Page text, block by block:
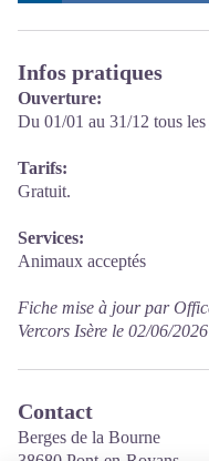
Infos pratiques
Ouverture:
Du 01/01 au 31/12 tous les
Tarifs:
Gratuit.
Services:
Animaux acceptés
Fiche mise à jour par
Vercors Isère le 02/06/2026
Contact
Berges de la Bourne